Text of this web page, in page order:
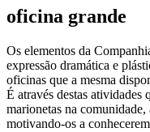
oficina grande
Os elementos da
expressão dramática e
oficinas que a mesma
É através destas atividades
marionetas na
motivando-os a